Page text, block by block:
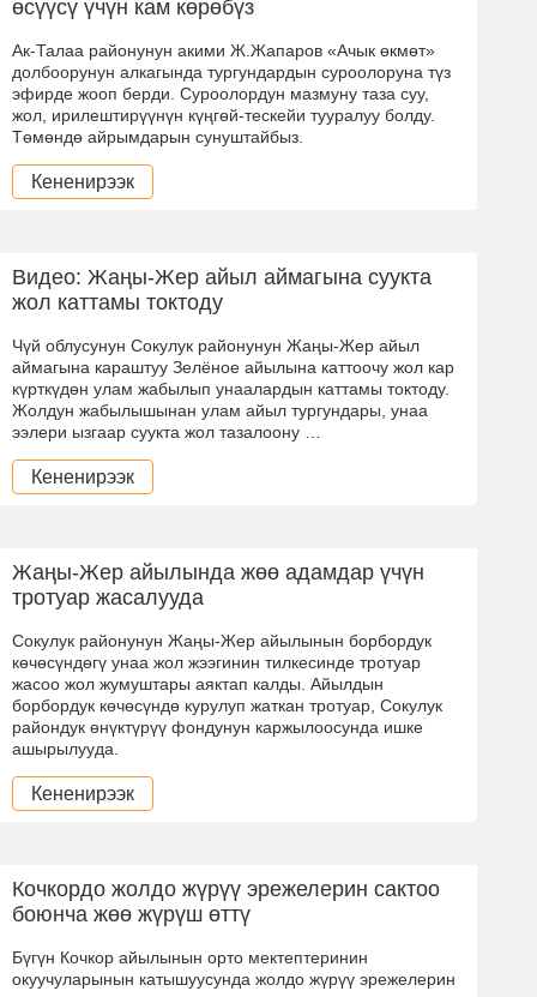
өсүүсү үчүн кам көрөбүз
Ак-Талаа районунун акими Ж.Жапаров «Ачык өкмөт»
долбоорунун алкагында тургундардын суроолоруна түз
эфирде жооп берди. Суроолордун мазмуну таза суу,
жол, ирилештирүүнүн күңгөй-тескейи тууралуу болду.
Төмөндө айрымдарын сунуштайбыз.
Кененирээк
Видео: Жаңы-Жер айыл аймагына суукта
жол каттамы токтоду
Чүй облусунун Сокулук районунун Жаңы-Жер айыл
аймагына караштуу Зелёное айылына каттоочу жол кар
күрткүдөн улам жабылып унаалардын каттамы токтоду.
Жолдун жабылышынан улам айыл тургундары, унаа
ээлери ызгаар суукта жол тазалоону …
Кененирээк
Жаңы-Жер айылында жөө адамдар үчүн
тротуар жасалууда
Сокулук районунун Жаңы-Жер айылынын борбордук
көчөсүндөгү унаа жол жээгинин тилкесинде тротуар
жасоо жол жумуштары аяктап калды. Айылдын
борбордук көчөсүндө курулуп жаткан тротуар, Сокулук
райондук өнүктүрүү фондунун каржылоосунда ишке
ашырылууда.
Кененирээк
Кочкордо жолдо жүрүү эрежелерин сактоо
боюнча жөө жүрүш өттү
Бүгүн Кочкор айылынын орто мектептеринин
окуучуларынын катышуусунда жолдо жүрүү эрежелерин